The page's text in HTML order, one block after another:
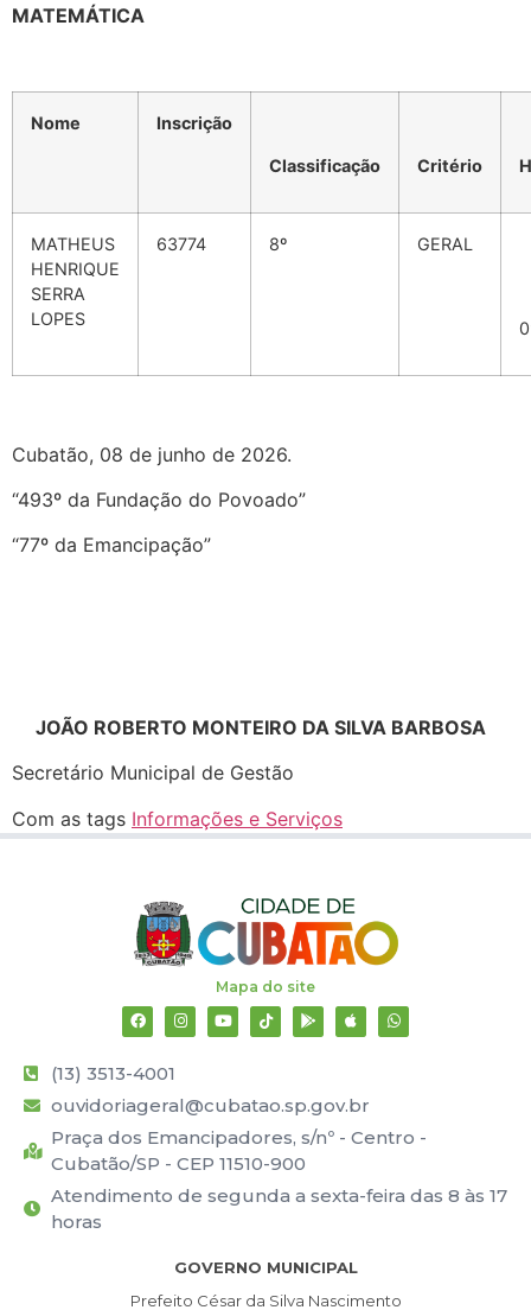
MATEMÁTICA
Nome Inscrição
Classificação Critério
MATHEUS
HENRIQUE
SERRA
LOPES
63774 8º GERAL
Cubatão, 08 de junho de 2026.
“493º da Fundação do Povoado”
“77º da Emancipação”
JOÃO ROBERTO MONTEIRO DA SILVA BARBOSA
Secretário Municipal de Gestão
Com as tags Informações e Serviços
Mapa do site
(13) 3513-4001
ouvidoriageral@cubatao.sp.gov.br
Praça dos Emancipadores, s/nº - Centro -
Cubatão/SP - CEP 11510-900
Atendimento de segunda a sexta-feira das 8 às 17
horas
GOVERNO MUNICIPAL
Prefeito César da Silva Nascimento